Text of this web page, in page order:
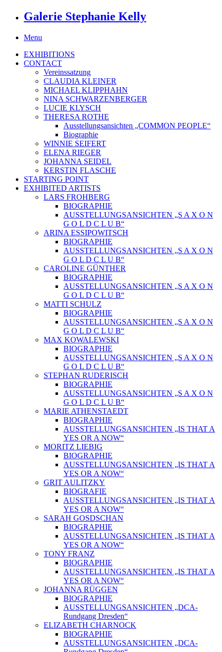
Galerie Stephanie Kelly
Menu
EXHIBITIONS
CONTACT
Vereinssatzung
CLAUDIA KLEINER
MICHAEL KLIPPHAHN
NINA SCHWARZENBERGER
LUCIE KLYSCH
THERESA ROTHE
Ausstellungsansichten „COMMON PEOPLE“
Biographie
WINNIE SEIFERT
ELENA RIEGER
JOHANNA SEIDEL
KERSTIN FLASCHE
STARTING POINT
EXHIBITED ARTISTS
LARS FROHBERG
BIOGRAPHIE
AUSSTELLUNGSANSICHTEN „S A X O N
G O L D C L U B“
ARINA ESSIPOWITSCH
BIOGRAPHIE
AUSSTELLUNGSANSICHTEN „S A X O N
G O L D C L U B“
CAROLINE GÜNTHER
BIOGRAPHIE
AUSSTELLUNGSANSICHTEN „S A X O N
G O L D C L U B“
MATTI SCHULZ
BIOGRAPHIE
AUSSTELLUNGSANSICHTEN „S A X O N
G O L D C L U B“
MAX KOWALEWSKI
BIOGRAPHIE
AUSSTELLUNGSANSICHTEN „S A X O N
G O L D C L U B“
STEPHAN RUDERISCH
BIOGRAPHIE
AUSSTELLUNGSANSICHTEN „S A X O N
G O L D C L U B“
MARIE ATHENSTAEDT
BIOGRAPHIE
AUSSTELLUNGSANSICHTEN „IS THAT A
YES OR A NOW“
MORITZ LIEBIG
BIOGRAPHIE
AUSSTELLUNGSANSICHTEN „IS THAT A
YES OR A NOW“
GRIT AULITZKY
BIOGRAFIE
AUSSTELLUNGSANSICHTEN „IS THAT A
YES OR A NOW“
SARAH GOSDSCHAN
BIOGRAPHIE
AUSSTELLUNGSANSICHTEN „IS THAT A
YES OR A NOW“
TONY FRANZ
BIOGRAPHIE
AUSSTELLUNGSANSICHTEN „IS THAT A
YES OR A NOW“
JOHANNA RÜGGEN
BIOGRAPHIE
AUSSTELLUNGSANSICHTEN „DCA-
Rundgang Dresden“
ELIZABETH CHARNOCK
BIOGRAPHIE
AUSSTELLUNGSANSICHTEN „DCA-